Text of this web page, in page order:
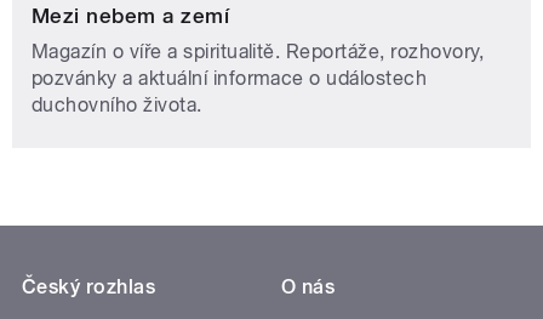
Mezi nebem a zemí
Magazín o víře a spiritualitě. Reportáže, rozhovory,
pozvánky a aktuální informace o událostech
duchovního života.
Český rozhlas
O nás